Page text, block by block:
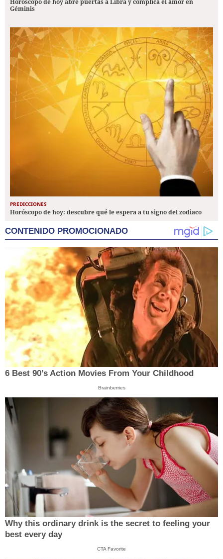
Horóscopo de hoy abre puertas a Libra y complica el amor en
Géminis
PREDICCIONES
Horóscopo de hoy: descubre qué le espera a tu signo del zodiaco
CONTENIDO PROMOCIONADO
6 Best 90’s Action Movies From Your Childhood
Brainberries
Why this ordinary drink is the secret to feeling your
best every day
CTA Favorite